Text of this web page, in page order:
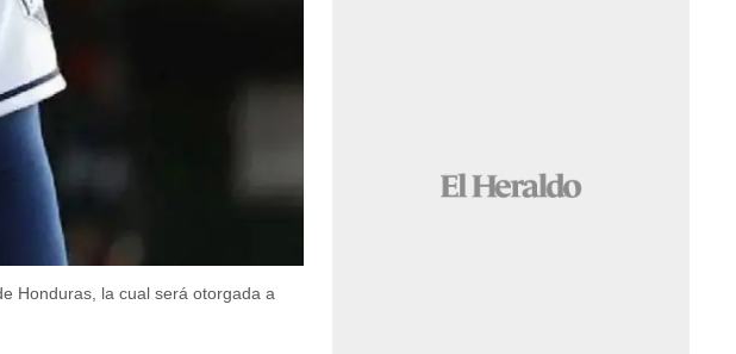
Honduras, la cual será otorgada a